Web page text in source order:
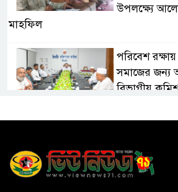
উপলক্ষ্যে
মাহফিল
পরিবেশ
সমাজের জন্য
বিভাগীয়
সিলেট
অর্পণ ও জুলাই
শহীদদের প্রতি গভীর শ্রদ্ধা নিবেদন করেন